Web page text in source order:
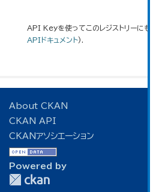
API Keyを使ってこのレジストリーにもア
APIドキュメント).
About CKAN
CKAN API
CKANアソシエーション
Powered by